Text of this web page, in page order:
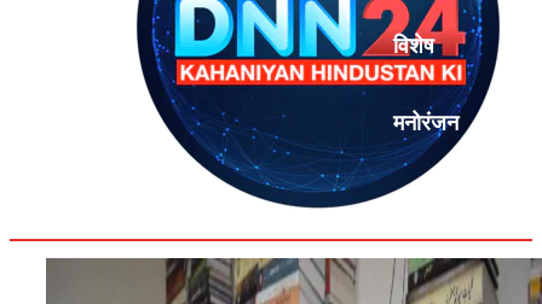
विशेष
मनोरंजन